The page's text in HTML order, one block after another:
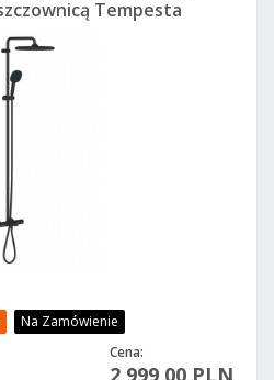
Na Zamówienie
Cena:
2 999,00 PLN
Tempesta
czarny mat